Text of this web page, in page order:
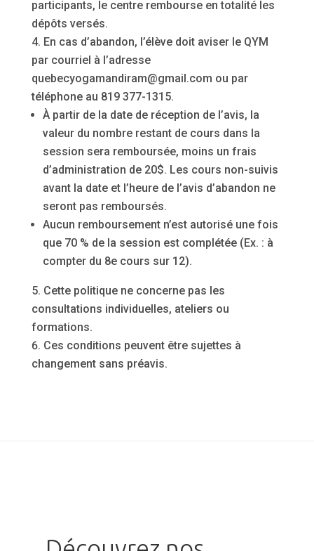
participants, le centre rembourse en totalité les
dépôts versés.
En cas d’abandon, l’élève doit aviser le QYM
par courriel à l’adresse
quebecyogamandiram@gmail.com ou par
téléphone au 819 377-1315.
À partir de la date de réception de l’avis, la
valeur du nombre restant de cours dans la
session sera remboursée, moins un frais
d’administration de 20$. Les cours non-suivis
avant la date et l’heure de l’avis d’abandon ne
seront pas remboursés.
Aucun remboursement n’est autorisé une fois
que 70 % de la session est complétée (Ex. : à
compter du 8e cours sur 12).
Cette politique ne concerne pas les
consultations individuelles, ateliers ou
formations.
Ces conditions peuvent être sujettes à
changement sans préavis.